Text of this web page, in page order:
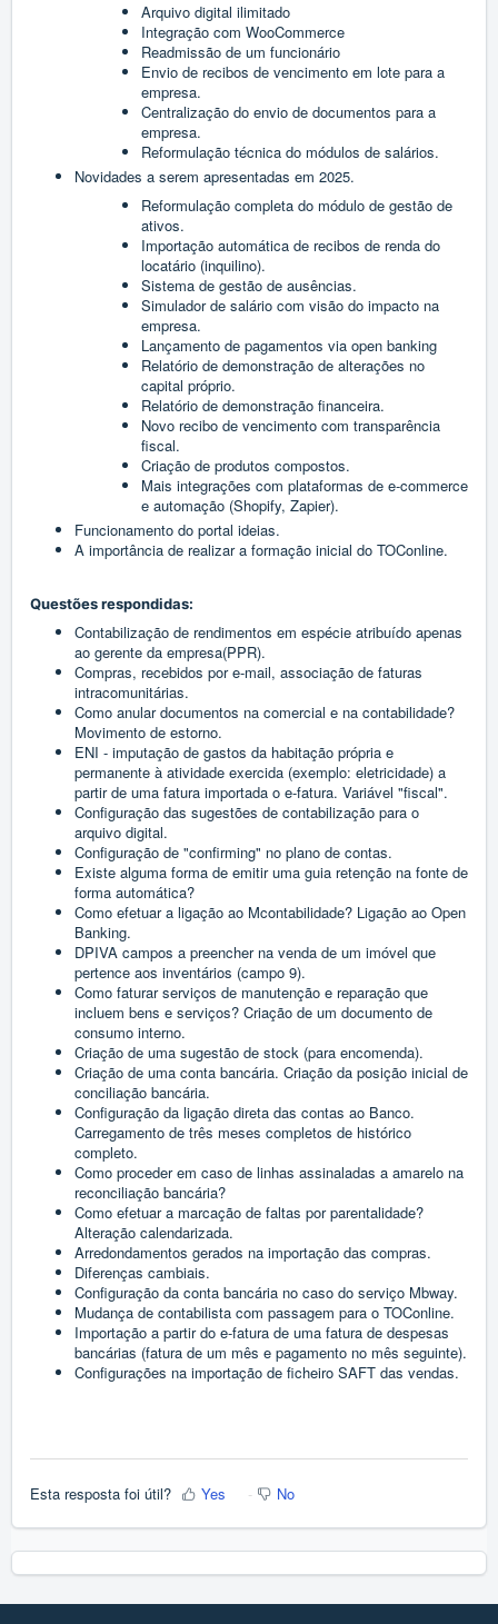
Arquivo digital ilimitado
Integração com WooCommerce
Readmissão de um funcionário
Envio de recibos de vencimento em lote para a
empresa.
Centralização do envio de documentos para a
empresa.
Reformulação técnica do módulos de salários.
Novidades a serem apresentadas em 2025.
Reformulação completa do módulo de gestão de
ativos.
Importação automática de recibos de renda do
locatário (inquilino).
Sistema de gestão de ausências.
Simulador de salário com visão do impacto na
empresa.
Lançamento de pagamentos via open banking
Relatório de demonstração de alterações no
capital próprio.
Relatório de demonstração financeira.
Novo recibo de vencimento com transparência
fiscal.
Criação de produtos compostos.
Mais integrações com plataformas de e-commerce
e automação (Shopify, Zapier).
Funcionamento do portal ideias.
A importância de realizar a formação inicial do TOConline.
Questões respondidas:
Contabilização de rendimentos em espécie atribuído apenas
ao gerente da empresa(PPR).
Compras, recebidos por e-mail, associação de faturas
intracomunitárias.
Como anular documentos na comercial e na contabilidade?
Movimento de estorno.
ENI - imputação de gastos da habitação própria e
permanente à atividade exercida (exemplo: eletricidade) a
partir de uma fatura importada o e-fatura. Variável "fiscal".
Configuração das sugestões de contabilização para o
arquivo digital.
Configuração de "confirming" no plano de contas.
Existe alguma forma de emitir uma guia retenção na fonte de
forma automática?
Como efetuar a ligação ao Mcontabilidade? Ligação ao Open
Banking.
DPIVA campos a preencher na venda de um imóvel que
pertence aos inventários (campo 9).
Como faturar serviços de manutenção e reparação que
incluem bens e serviços? Criação de um documento de
consumo interno.
Criação de uma sugestão de stock (para encomenda).
Criação de uma conta bancária. Criação da posição inicial de
conciliação bancária.
Configuração da ligação direta das contas ao Banco.
Carregamento de três meses completos de histórico
completo.
Como proceder em caso de linhas assinaladas a amarelo na
reconciliação bancária?
Como efetuar a marcação de faltas por parentalidade?
Alteração calendarizada.
Arredondamentos gerados na importação das compras.
Diferenças cambiais.
Configuração da conta bancária no caso do serviço Mbway.
Mudança de contabilista com passagem para o TOConline.
Importação a partir do e-fatura de uma fatura de despesas
bancárias (fatura de um mês e pagamento no mês seguinte).
Configurações na importação de ficheiro SAFT das vendas.
Esta resposta foi útil? Yes No